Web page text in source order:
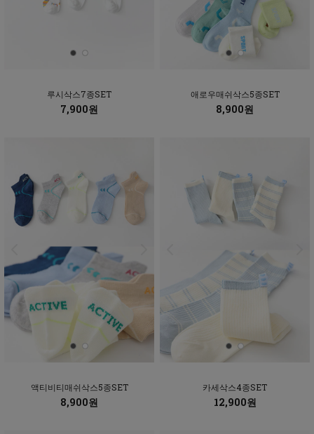
루시삭스7종SET
7,900원
애로우매쉬삭스5종SET
8,900원
액티비티매쉬삭스5종SET
8,900원
카세삭스4종SET
12,900원